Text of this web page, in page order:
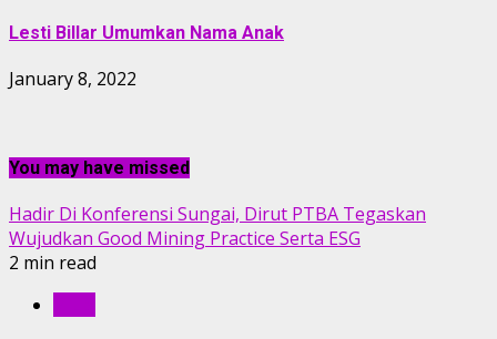
Lesti Billar Umumkan Nama Anak
January 8, 2022
You may have missed
Hadir Di Konferensi Sungai, Dirut PTBA Tegaskan
Wujudkan Good Mining Practice Serta ESG
2 min read